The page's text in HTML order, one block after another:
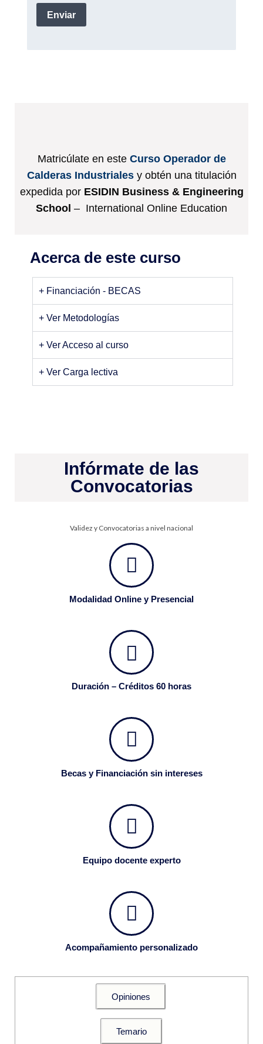
Matricúlate en este Curso Operador de
Calderas Industrialesy obtén una titulación
expedida por ESIDIN Business & Engineering
School – International Online Education
Acerca de este curso
+ Financiación - BECAS
+ Ver Metodologías
+ Ver Acceso al curso
+ Ver Carga lectiva
Infórmate de las
Convocatorias
Validez y Convocatorias a nivel nacional
Modalidad Online y Presencial
Duración – Créditos 60 horas
Becas y Financiación sin intereses
Equipo docente experto
Acompañamiento personalizado
Opiniones
Temario